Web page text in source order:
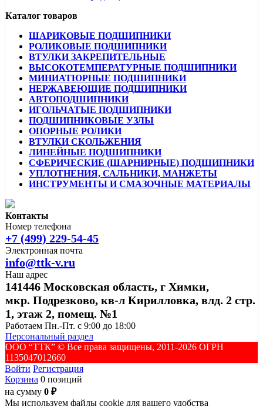
Каталог товаров
ШАРИКОВЫЕ ПОДШИПНИКИ
РОЛИКОВЫЕ ПОДШИПНИКИ
ВТУЛКИ ЗАКРЕПИТЕЛЬНЫЕ
ВЫСОКОТЕМПЕРАТУРНЫЕ ПОДШИПНИКИ
МИНИАТЮРНЫЕ ПОДШИПНИКИ
НЕРЖАВЕЮЩИЕ ПОДШИПНИКИ
АВТОПОДШИПНИКИ
ИГОЛЬЧАТЫЕ ПОДШИПНИКИ
ПОДШИПНИКОВЫЕ УЗЛЫ
ОПОРНЫЕ РОЛИКИ
ВТУЛКИ СКОЛЬЖЕНИЯ
ЛИНЕЙНЫЕ ПОДШИПНИКИ
СФЕРИЧЕСКИЕ (ШАРНИРНЫЕ) ПОДШИПНИКИ
УПЛОТНЕНИЯ, САЛЬНИКИ, МАНЖЕТЫ
ИНСТРУМЕНТЫ И СМАЗОЧНЫЕ МАТЕРИАЛЫ
Контакты
Номер телефона
+7 (499) 229-54-45
Электронная почта
info@ttk-v.ru
Наш адрес
141446 Московская область, г Химки,
мкр. Подрезково, кв-л Кирилловка, влд. 2 стр.
1, этаж 2, помещ. №1
Работаем Пн.-Пт. с 9:00 до 18:00
Персональный раздел
ООО “ТТК” ©️ Все права защищены, 2011-2026 ОГРН
1135047012660
Войти Регистрация
Корзина 0 позиций
на сумму 0 ₽
Мы используем файлы cookie для вашего удобства